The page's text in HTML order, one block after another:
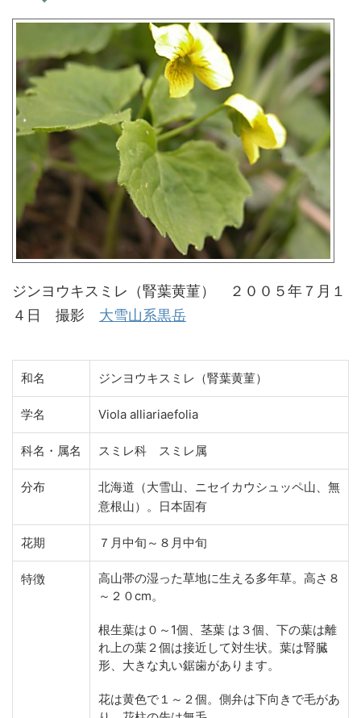
ジンヨウキスミレ（腎葉黄菫） ２００５年７月１
４日 撮影 大雪山系黒岳
和名 ジンヨウキスミレ（腎葉黄菫）
学名 Viola alliariaefolia
科名・属名 スミレ科 スミレ属
分布
北海道（大雪山、ニセイカウシュッペ山、無
意根山）。日本固有
花期 ７月中旬～８月中旬
特徴
高山帯の湿った草地に生える多年草。高さ８
～２０cm。
根生葉は０～1個、茎葉 は３個、下の葉は離
れ上の葉２個は接近して対生状。葉は腎臓
形、大きな丸い鋸歯があります。
花は黄色で１～２個。側弁は下向きで毛があ